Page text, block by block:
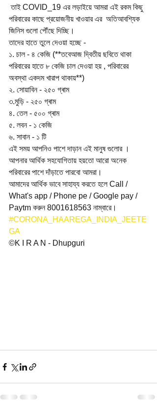
তাই COVID_19 এর লড়াইয়ে আমরা এই রকম কিছু
পরিবারের কাছে প্রয়োজনীয় খাওয়ার এর  অতিআবশ্যিক
জিনিস গুলো পৌঁছে দিচ্ছি।
তাদের হাতে তুলে দেওয়া হচ্ছে -
১. চাল - ৪ কেজি (**তবেআজ দ্বিতীয় ছবিতে থাকা
পরিবারের হাতে ৮ কেজি চাল দেওয়া হয় , পরিবারের
অবস্থা একদম খারাপ থাকায়**)
২. সোয়াবিন - ২৫০ গ্ৰাম
৩.মুড়ি - ২৫০ গ্ৰাম
৪. তেল - ৫০০ গ্ৰাম
৫. লবন - ১ কেজি
৬. সাবান - ১ টি
এই সময় আপনিও পাশে দাড়ান এই মানুষ গুলোর ।
আপনার আর্থিক সহযোগিতায় হয়তো আরো অনেক
পরিবারের পাশে দাঁড়াতে পারবো আমরা।
আমাদের আর্থিক ভাবে সাহায্য করতে হলে Call /
What's app / Phone pe / Google pay /
Paytm করুন 8001618563 নাম্বারে।
#CORONA_HAAREGA_INDIA_JEETE
GA
©K I R A N - Dhupguri